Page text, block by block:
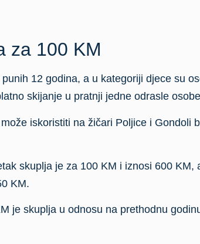
za 100 KM
12 godina, a u kategoriji djece su
skijanje u pratnji jedne odrasle
iskoristiti na žičari Poljice i Gondoli
skuplja je za 100 KM i iznosi 600 KM,
KM.
je skuplja u odnosu na prethodnu